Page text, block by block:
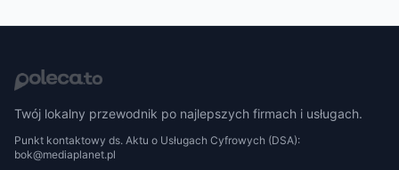
Twój lokalny przewodnik po najlepszych firmach i usługach.
Punkt kontaktowy ds. Aktu o Usługach Cyfrowych (DSA):
bok@mediaplanet.pl